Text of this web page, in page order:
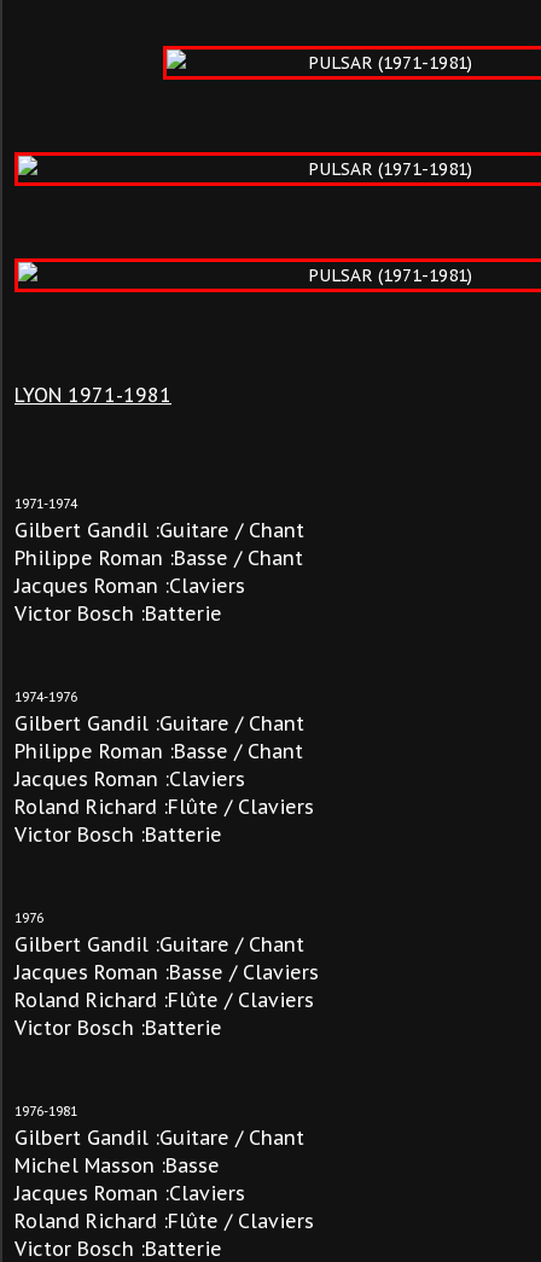
LYON 1971-1981
1971-1974
Gilbert Gandil :Guitare / Chant
Philippe Roman :Basse / Chant
Jacques Roman :Claviers
Victor Bosch :Batterie
1974-1976
Gilbert Gandil :Guitare / Chant
Philippe Roman :Basse / Chant
Jacques Roman :Claviers
Roland Richard :Flûte / Claviers
Victor Bosch :Batterie
1976
Gilbert Gandil :Guitare / Chant
Jacques Roman :Basse / Claviers
Roland Richard :Flûte / Claviers
Victor Bosch :Batterie
1976-1981
Gilbert Gandil :Guitare / Chant
Michel Masson :Basse
Jacques Roman :Claviers
Roland Richard :Flûte / Claviers
Victor Bosch :Batterie